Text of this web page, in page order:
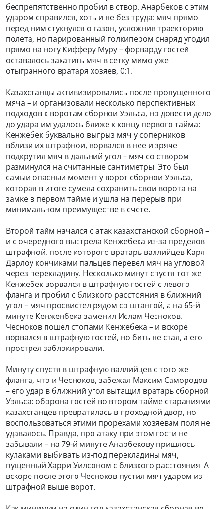
беспрепятственно пробил в створ. Анарбеков с этим
ударом справился, хоть и не без труда: мяч прямо
перед ним стукнулся о газон, усложнив траекторию
полета, но парированный голкипером снаряд угодил
прямо на ногу Кифферу Муру – форварду гостей
оставалось закатить мяч в сетку мимо уже
отыгранного вратаря хозяев, 0:1.
Казахстанцы активизировались после пропущенного
мяча – и организовали несколько перспективных
подходов к воротам сборной Уэльса, но довести дело
до удара им удалось ближе к концу первого тайма:
Кенжебек буквально выгрыз мяч у соперников
вблизи их штрафной, ворвался в нее и зряче
подкрутил мяч в дальний угол – мяч со створом
разминулся на считанные сантиметры. Это был
самый опасный момент у ворот сборной Уэльса,
которая в итоге сумела сохранить свои ворота на
замке в первом тайме и ушла на перерыв при
минимальном преимуществе в счете.
Второй тайм начался с атак казахстанской сборной –
и с очередного выстрела Кенжебека из-за пределов
штрафной, после которого вратарь валлийцев Карл
Дарлоу кончиками пальцев перевел мяч на угловой
через перекладину. Несколько минут спустя тот же
Кенжебек ворвался в штрафную гостей с левого
фланга и пробил с близкого расстояния в ближний
угол – мяч просвистел рядом со штангой, а на 65-й
минуте Кенженбека заменил Ислам Чесноков.
Чесноков пошел стопами Кенжебека – и вскоре
ворвался в штрафную гостей, но бить не стал, а его
прострел заблокировали.
Минуту спустя в штрафную валлийцев с того же
фланга, что и Чесноков, забежал Максим Самородов
– его удар в ближний угол вытащил вратарь сборной
Уэльса: оборона гостей во втором тайме стараниями
казахстанцев превратилась в проходной двор, но
воспользоваться этими прорехами хозяевам поля не
удавалось. Правда, про атаку при этом гости не
забывали – на 79-й минуте Анарбекову пришлось
кулаками выбивать из-под перекладины мяч,
пущенный Харри Уилсоном с близкого расстояния. А
вскоре после этого Чесноков пустил мяч ударом из
штрафной выше ворот.